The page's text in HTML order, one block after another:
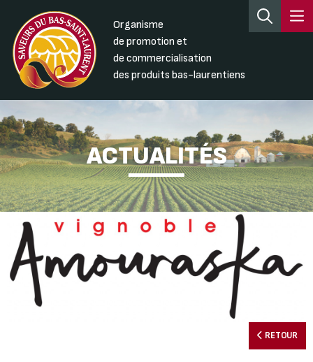
Organisme
de promotion et
de commercialisation
des produits bas-laurentiens
ACTUALITÉS
RETOUR